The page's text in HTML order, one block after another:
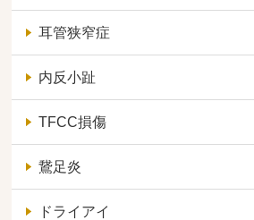
耳管狭窄症
内反小趾
TFCC損傷
鵞足炎
ドライアイ